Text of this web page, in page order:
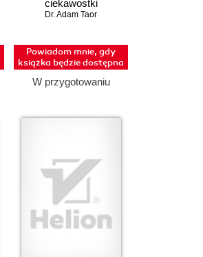
ciekawostki
anatomiczne
Dr. Adam Taor
Powiadom mnie, gdy
książka będzie dostępna
W przygotowaniu